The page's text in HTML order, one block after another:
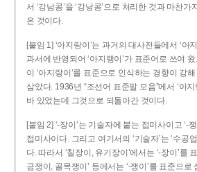
서 ‘강남콩’을 ‘강낭콩’으로 처리한 것과 마찬가
은 것이다.
[붙임 1] ‘아지랑이’는 과거의 대사전들에서 ‘아
과서에 반영되어 ‘아지랭이’가 표준어로 쓰여
이 ‘아지랑이’를 표준으로 인식하는 경향이 강해
삼았다. 1936년 “조선어 표준말 모음”에서 ‘아
바 있었는데 그것으로 되돌아간 것이다.
[붙임 2] ‘-장이’는 기술자에 붙는 접미사이고 ‘-
접미사이다. 그리고 여기서의 ‘기술자’는 ‘수공
다. 따라서 ‘칠장이, 유기장이’에서는 ‘-장이’를
금쟁이, 골목쟁이’ 등에서는 ‘-쟁이’를 표준으